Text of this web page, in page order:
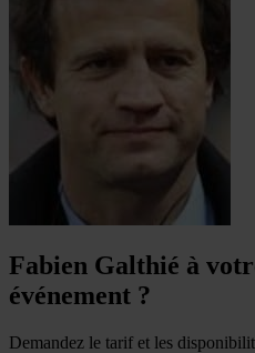
Fabien Galthié à
événement ?
Demandez le tarif et les